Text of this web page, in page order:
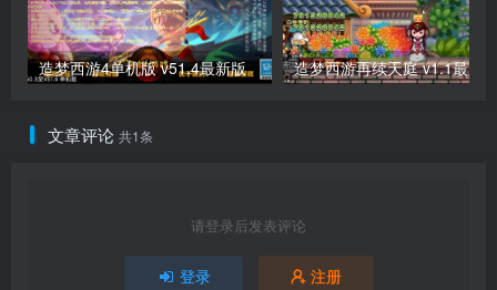
造梦西游4单机版 v51.4最新版 造梦西游再续天庭 v1.1最新
文章评论 共1条
请登录后发表评论
登录 注册